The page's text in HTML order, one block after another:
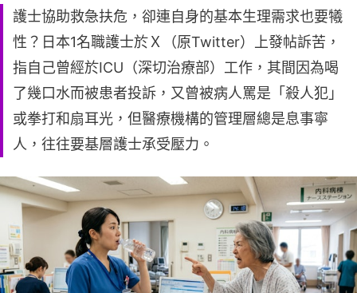
護士協助救急扶危，卻連自身的基本生理需求也要犧
性？日本1名職護士於Ｘ（原Twitter）上發帖訴苦，
指自己曾經於ICU（深切治療部）工作，其間因為喝
了幾口水而被患者投訴，又曾被病人罵是「殺人犯」
或拳打和扇耳光，但醫療機構的管理層總是息事寧
人，往往要基層護士承受壓力。